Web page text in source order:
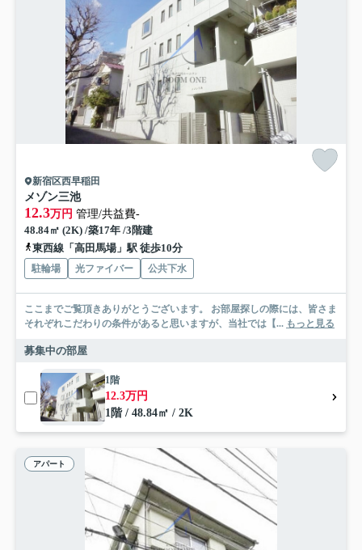
新宿区西早稲田
メゾン三池
12.3万円 管理/共益費-
48.84㎡ (2K) /築17年 /3階建
東西線「高田馬場」駅 徒歩10分
駐輪場 光ファイバー 公共下水
ここまでご覧頂きありがとうございます。 お部屋探しの際には、皆さま
それぞれこだわりの条件があると思いますが、当社では【... もっと見る
募集中の部屋
1階
12.3万円
1階 / 48.84㎡ / 2K
アパート